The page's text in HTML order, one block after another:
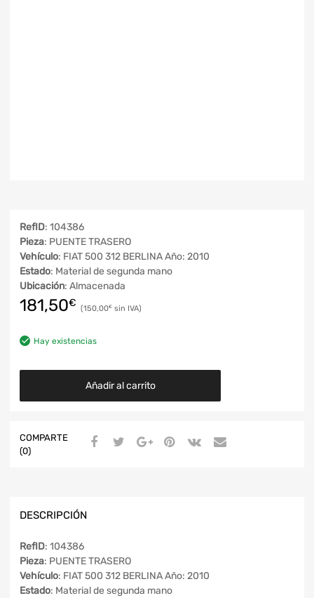
RefID: 104386
Pieza: PUENTE TRASERO
Vehículo: FIAT 500 312 BERLINA Año: 2010
Estado: Material de segunda mano
Ubicación: Almacenada
181,50€ 150,00€
Hay existencias
Añadir al carrito
COMPARTE
(0)
DESCRIPCIÓN
RefID: 104386
Pieza: PUENTE TRASERO
Vehículo: FIAT 500 312 BERLINA Año: 2010
Estado: Material de segunda mano